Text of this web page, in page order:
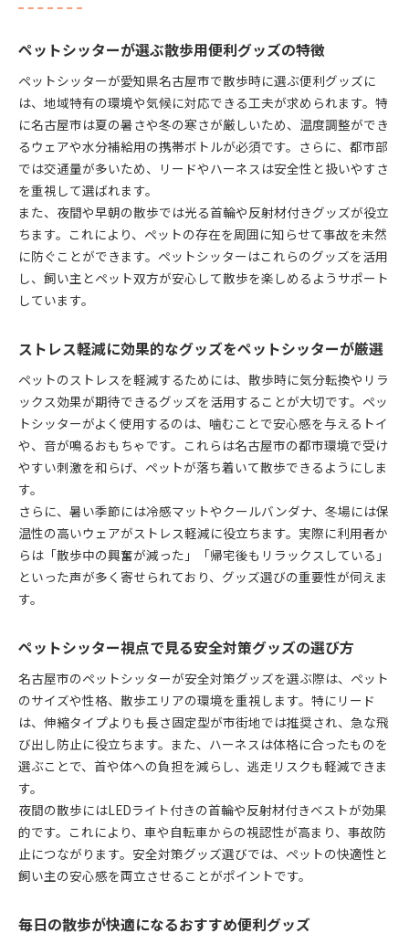
ペットシッターが選ぶ散歩用便利グッズの特徴
ペットシッターが愛知県名古屋市で散歩時に選ぶ便利グッズに
は、地域特有の環境や気候に対応できる工夫が求められます。特
に名古屋市は夏の暑さや冬の寒さが厳しいため、温度調整ができ
るウェアや水分補給用の携帯ボトルが必須です。さらに、都市部
では交通量が多いため、リードやハーネスは安全性と扱いやすさ
を重視して選ばれます。
また、夜間や早朝の散歩では光る首輪や反射材付きグッズが役立
ちます。これにより、ペットの存在を周囲に知らせて事故を未然
に防ぐことができます。ペットシッターはこれらのグッズを活用
し、飼い主とペット双方が安心して散歩を楽しめるようサポート
しています。
ストレス軽減に効果的なグッズをペットシッターが厳選
ペットのストレスを軽減するためには、散歩時に気分転換やリラ
ックス効果が期待できるグッズを活用することが大切です。ペッ
トシッターがよく使用するのは、噛むことで安心感を与えるトイ
や、音が鳴るおもちゃです。これらは名古屋市の都市環境で受け
やすい刺激を和らげ、ペットが落ち着いて散歩できるようにしま
す。
さらに、暑い季節には冷感マットやクールバンダナ、冬場には保
温性の高いウェアがストレス軽減に役立ちます。実際に利用者か
らは「散歩中の興奮が減った」「帰宅後もリラックスしている」
といった声が多く寄せられており、グッズ選びの重要性が伺えま
す。
ペットシッター視点で見る安全対策グッズの選び方
名古屋市のペットシッターが安全対策グッズを選ぶ際は、ペット
のサイズや性格、散歩エリアの環境を重視します。特にリード
は、伸縮タイプよりも長さ固定型が市街地では推奨され、急な飛
び出し防止に役立ちます。また、ハーネスは体格に合ったものを
選ぶことで、首や体への負担を減らし、逃走リスクも軽減できま
す。
夜間の散歩にはLEDライト付きの首輪や反射材付きベストが効果
的です。これにより、車や自転車からの視認性が高まり、事故防
止につながります。安全対策グッズ選びでは、ペットの快適性と
飼い主の安心感を両立させることがポイントです。
毎日の散歩が快適になるおすすめ便利グッズ